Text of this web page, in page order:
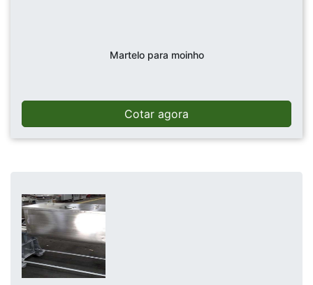
Martelo para moinho
Cotar agora